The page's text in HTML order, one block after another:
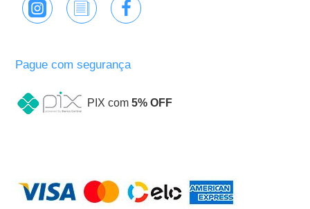
Pague com segurança
PIX com 5% OFF